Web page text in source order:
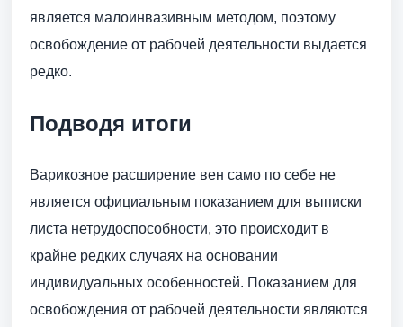
является малоинвазивным методом, поэтому
освобождение от рабочей деятельности выдается
редко.
Подводя итоги
Варикозное расширение вен само по себе не
является официальным показанием для выписки
листа нетрудоспособности, это происходит в
крайне редких случаях на основании
индивидуальных особенностей. Показанием для
освобождения от рабочей деятельности являются